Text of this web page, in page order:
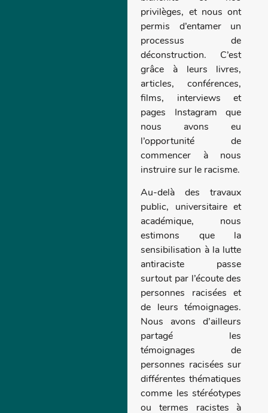
privilèges, et nous ont
permis d’entamer un
processus de
déconstruction. C’est
grâce à leurs livres,
articles, conférences,
films, interviews et
pages Instagram que
nous avons eu
l’opportunité de
commencer à nous
instruire sur le racisme.
Au-delà des travaux
public, universitaire et
académique, nous
estimons que la
sensibilisation à la lutte
antiraciste passe
surtout par l’écoute des
personnes racisées et
de leurs témoignages.
Nous avons d’ailleurs
partagé les
témoignages de
personnes racisées sur
différentes thématiques
comme les stéréotypes
ou termes racistes à